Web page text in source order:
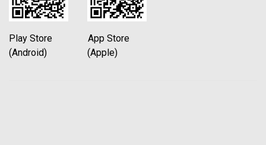
Play Store App Store
(Android) (Apple)